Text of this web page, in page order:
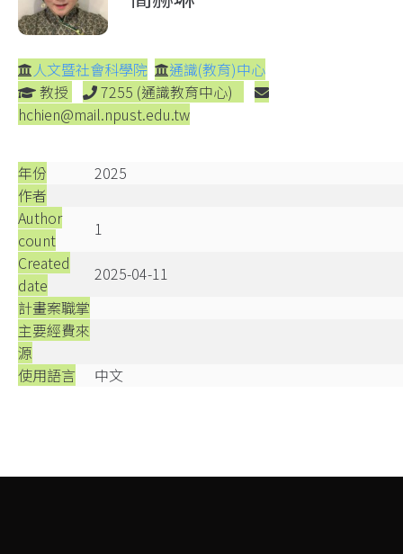
人文暨社會科學院
通識(教育)中心
教授
7255 (通識教育中心)
hchien@mail.npust.edu.tw
年份
2025
作者
Author
count
1
Created
date
2025-04-11
計畫案職掌
主要經費來
源
使用語言
中文